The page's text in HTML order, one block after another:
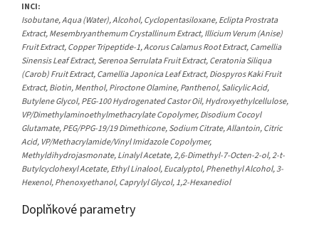
INCI:
Isobutane, Aqua (Water), Alcohol, Cyclopentasiloxane, Eclipta Prostrata
Extract, Mesembryanthemum Crystallinum Extract, Illicium Verum (Anise)
Fruit Extract, Copper Tripeptide-1, Acorus Calamus Root Extract, Camellia
Sinensis Leaf Extract, Serenoa Serrulata Fruit Extract, Ceratonia Siliqua
(Carob) Fruit Extract, Camellia Japonica Leaf Extract, Diospyros Kaki Fruit
Extract, Biotin, Menthol, Piroctone Olamine, Panthenol, Salicylic Acid,
Butylene Glycol, PEG-100 Hydrogenated Castor Oil, Hydroxyethylcellulose,
VP/Dimethylaminoethylmethacrylate Copolymer, Disodium Cocoyl
Glutamate, PEG/PPG-19/19 Dimethicone, Sodium Citrate, Allantoin, Citric
Acid, VP/Methacrylamide/Vinyl Imidazole Copolymer,
Methyldihydrojasmonate, Linalyl Acetate, 2,6-Dimethyl-7-Octen-2-ol, 2-t-
Butylcyclohexyl Acetate, Ethyl Linalool, Eucalyptol, Phenethyl Alcohol, 3-
Hexenol, Phenoxyethanol, Caprylyl Glycol, 1,2-Hexanediol
Doplňkové parametry